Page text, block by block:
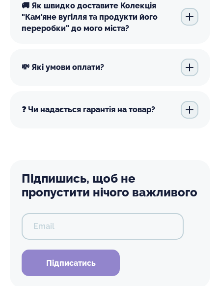
🚚 Як швидко доставите Колекція
"Кам'яне вугілля та продукти його
переробки" до мого міста?
💸 Які умови оплати?
❓ Чи надається гарантія на товар?
Підпишись, щоб не
пропустити нічого важливого
Email
Підписатись